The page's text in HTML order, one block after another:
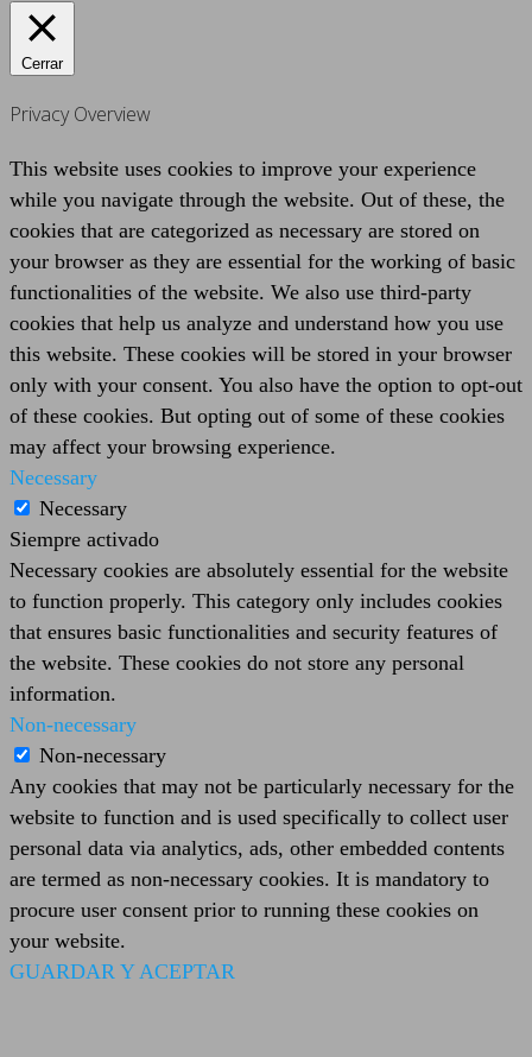
Cerrar
Privacy Overview
This website uses cookies to improve your experience
while you navigate through the website. Out of these, the
cookies that are categorized as necessary are stored on
your browser as they are essential for the working of basic
functionalities of the website. We also use third-party
cookies that help us analyze and understand how you use
this website. These cookies will be stored in your browser
only with your consent. You also have the option to opt-out
of these cookies. But opting out of some of these cookies
may affect your browsing experience.
Necessary
Necessary
Siempre activado
Necessary cookies are absolutely essential for the website
to function properly. This category only includes cookies
that ensures basic functionalities and security features of
the website. These cookies do not store any personal
information.
Non-necessary
Non-necessary
Any cookies that may not be particularly necessary for the
website to function and is used specifically to collect user
personal data via analytics, ads, other embedded contents
are termed as non-necessary cookies. It is mandatory to
procure user consent prior to running these cookies on
your website.
GUARDAR Y ACEPTAR